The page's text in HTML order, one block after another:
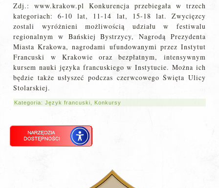
Zdj.: www.krakow.pl Konkurencja przebiegała w trzech
kategoriach: 6-10 lat, 11-14 lat, 15-18 lat. Zwycięzcy
zostali wyróżnieni możliwością udziału w festiwalu
regionalnym w Bańskiej Bystrzycy, Nagrodą Prezydenta
Miasta Krakowa, nagrodami ufundowanymi przez Instytut
Francuski w Krakowie oraz bezpłatnym, intensywnym
kursem nauki języka francuskiego w Instytucie. Można ich
będzie także usłyszeć podczas czerwcowego Święta Ulicy
Stolarskiej.
Kategoria:Język francuski Konkursy